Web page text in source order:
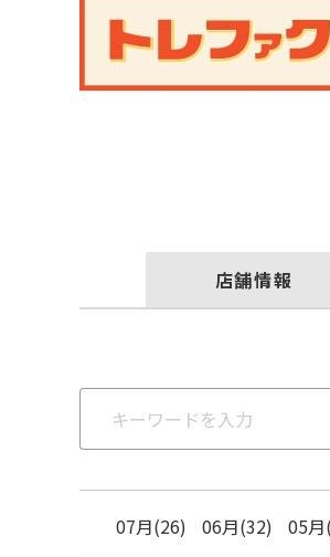
店舗情報
07月(26) 06月(32) 05